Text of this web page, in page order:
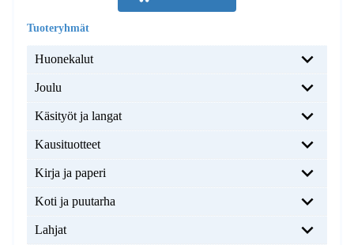
Huonekalut
Joulu
Käsityöt ja langat
Kausituotteet
Kirja ja paperi
Koti ja puutarha
Lahjat